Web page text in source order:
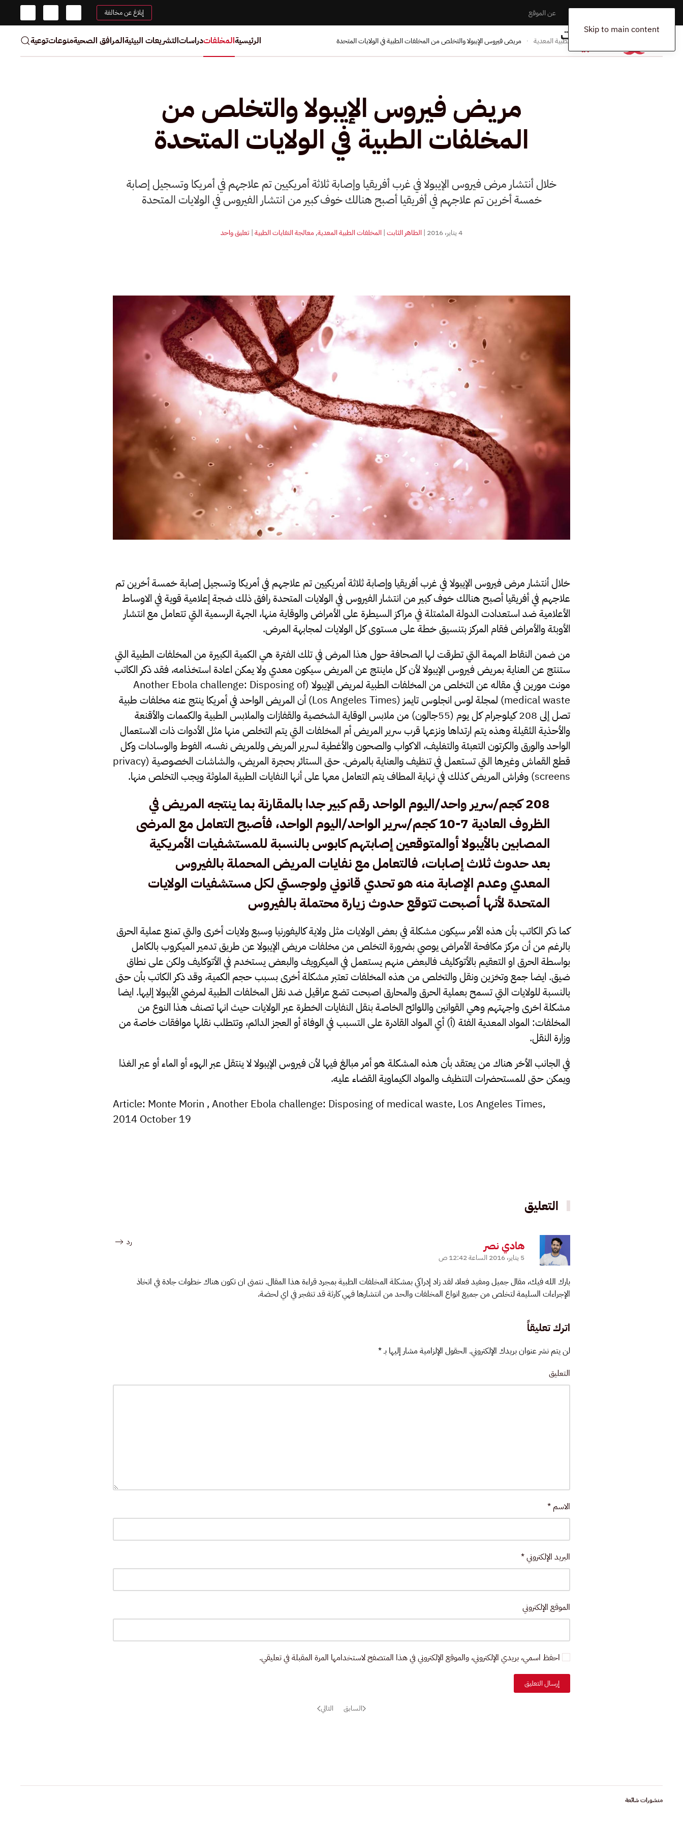
Skip to main content
اتصل بنا عن الموقع إبلاغ عن مخالفة
الرئيسيةالمخلفاتدراساتالتشريعات البيئيةالمرافق الصحيةمنوعاتتوعية المخلفات الطبية المعدية مريض فيروس الإيبولا والتخلص من المخلفات الطبية في الولايات المتحدة
مريض فيروس الإيبولا والتخلص من
المخلفات الطبية في الولايات المتحدة
خلال أنتشار مرض فيروس الإيبولا في غرب أفريقيا وإصابة ثلاثة أمريكيين تم علاجهم في أمريكا وتسجيل إصابة
خمسة أخرين تم علاجهم في أفريقيا أصبح هنالك خوف كبير من انتشار الفيروس في الولايات المتحدة
4 يناير، 2016 | الطاهر الثابت| المخلفات الطبية المعدية,معالجة النفايات الطبية|تعليق واحدعلى
الطبية
في
الولايات
المتحدة
خلال أنتشار مرض فيروس الإيبولا في غرب أفريقيا وإصابة ثلاثة أمريكيين تم علاجهم في أمريكا وتسجيل إصابة خمسة أخرين تم
علاجهم في أفريقيا أصبح هنالك خوف كبير من انتشار الفيروس في الولايات المتحدة رافق ذلك ضجة إعلامية قوية في الاوساط
الأعلامية ضد استعدادت الدولة المثمتلة في مراكز السيطرة على الأمراض والوقاية منها، الجهة الرسمية التي تتعامل مع انتشار
الأوبئة والأمراض فقام المركز بتنسيق خطة على مستوى كل الولايات لمجابهة المرض.
من ضمن النقاط المهمة التي تطرقت لها الصحافة حول هذا المرض في تلك الفترة هي الكمية الكبيرة من المخلفات الطبية التي
ستنتج عن العناية بمريض فيروس الإيبولا لأن كل ماينتج عن المريض سيكون معدي ولا يمكن اعادة استخذامه، فقد ذكر الكاتب
مونت مورين في مقاله عن التخلص من المخلفات الطبية لمريض الإيبولا (Another Ebola challenge: Disposing of
medical waste) لمجلة لوس انجلوس تايمز (Los Angeles Times) أن المريض الواحد في أمريكا ينتج عنه مخلفات طبية
تصل إلى 208 كيلوجرام كل يوم (55جالون) من ملابس الوقاية الشخصية والقفازات والملابس الطبية والكممات والأقنعة
والأحذية الثقيلة وهذه يتم ارتداها ونزعها قرب سرير المريض أم المخلفات التي يتم التخلص منها مثل الأدوات ذات الاستعمال
الواحد والورق والكرتون التعبئة والتغليف، الاكواب والصحون والأغطية لسرير المريض وللمريض نفسه، الفوط والوسادات وكل
قطع القماش وغيرها التي تستعمل في تنظيف والعناية بالمرض. حتى الستائر بحجرة المريض، والشاشات الخصوصية (privacy
screens) وفراش المريض كذلك في نهاية المطاف يتم التعامل معها على أنها النفايات الطبية الملوثة ويجب التخلص منها.
208 كجم/سرير واحد/اليوم الواحد رقم كبير جدا بالمقارنة بما ينتجه المريض في
الظروف العادية 7-10 كجم/سرير الواحد/اليوم الواحد، فأصبح التعامل مع المرضى
المصابين بالأيبولا أوالمتوقعين إصابتهم كابوس بالنسبة للمستشفيات الأمريكية
بعد حدوث ثلاث إصابات، فالتعامل مع نفايات المريض المحملة بالفيروس
المعدي وعدم الإصابة منه هو تحدي قانوني ولوجستي لكل مستشفيات الولايات
المتحدة لأنها أصبحت تتوقع حدوث زيارة محتملة بالفيروس
كما ذكر الكاتب بأن هذه الأمر سيكون مشكلة في بعض الولايات مثل ولاية كاليفورنيا وسبع ولايات أخرى والتي تمنع عملية الحرق
بالرغم من أن مركز مكافحة الأمراض يوصي بضرورة التخلص من مخلفات مريض الإيبولا عن طريق تدمير الميكروب بالكامل
بواسطة الحرق او التعقيم بالأتوكليف فالبعض منهم يستعمل في الميكرويف والبعض يستخدم في الأتوكليف ولكن على نطاق
ضيق. ايضا جمع وتخزين ونقل والتخلص من هذه المخلفات تعتبر مشكلة أخرى بسبب حجم الكمية، وقد ذكر الكاتب بأن حتى
بالنسبة للولايات التي تسمح بعملية الحرق والمحارق اصبحت تضع عراقيل ضد نقل المخلفات الطبية لمرضي الأيبولا إليها. ايضا
مشكلة اخرى واجهتهم وهي القوانين واللوائح الخاصة بنقل النفايات الخطرة عبر الولايات حيث انها تصنف هذا النوع من
المخلفات: المواد المعدية الفئة (أ) أي المواد القادرة على التسبب في الوفاة أو العجز الدائم، وتتطلب نقلها موافقات خاصة من
وزارة النقل.
في الجانب الأخر هناك من يعتقد بأن هذه المشكلة هو أمر مبالغ فيها لأن فيروس الإيبولا لا ينتقل عبر الهوء أو الماء أو عبر الغذا
ويمكن حتى للمستحضرات التنظيف والمواد الكيماوية القضاء عليه.
Article: Monte Morin , Another Ebola challenge: Disposing of medical waste, Los Angeles Times,
2014 October 19
التعليق
هادي نصر
5 يناير، 2016 الساعة 12:42 ص
رد
بارك الله فيك، مقال جميل ومفيد فعلا، لقد زاد إدراكي بمشكلة المخلفات الطبية بمجرد قراءة هذا المقال. نتمنى ان تكون هناك خطوات جادة في اتخاذ
الإجراءات السليمة لتخلص من جميع انواع المخلفات والحد من انتشارها فهي كارثة قد تنفجر في اي لحضة.
اترك تعليقاً
لن يتم نشر عنوان بريدك الإلكتروني. الحقول الإلزامية مشار إليها بـ*
التعليق
الاسم *
البريد الإلكتروني*
الموقع الإلكتروني
احفظ اسمي، بريدي الإلكتروني، والموقع الإلكتروني في هذا المتصفح لاستخدامها المرة المقبلة في تعليقي.
إرسال التعليق
السابق التالي
منشورات شائعة